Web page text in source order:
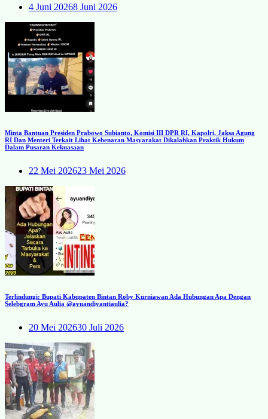
4 Juni 20268 Juni 2026
Minta Bantuan Presiden Prabowo Subianto, Komisi III DPR RI, Kapolri, Jaksa Agung
RI Dan Menteri Terkait Lihat Kebenaran Masyarakat Dikalahkan Praktik Hukum
Dalam Pusaran Kekuasaan
22 Mei 202623 Mei 2026
Terlindungi: Bupati Kabupaten Bintan Roby Kurniawan Ada Hubungan Apa Dengan
Selebgram Ayu Aulia @ayuandiyantiaulia?
20 Mei 202630 Juli 2026